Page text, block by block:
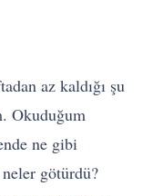
az kaldığı şu
Okuduğum
ne gibi
götürdü?